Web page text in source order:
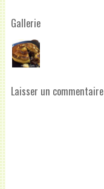
Gallerie
Laisser un commentaire